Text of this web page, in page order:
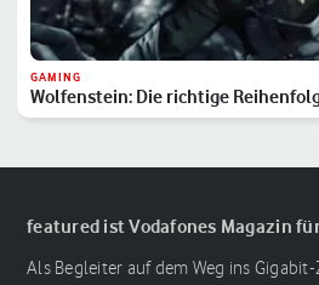
GAMING
Wolfenstein: Die richtige
featured ist Vodafones Magazin
Als Begleiter auf dem Weg ins